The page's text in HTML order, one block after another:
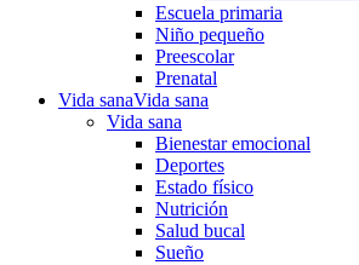
Escuela primaria
Niño pequeño
Preescolar
Prenatal
Vida sanaVida sana
Vida sana
Bienestar emocional
Deportes
Estado físico
Nutrición
Salud bucal
Sueño